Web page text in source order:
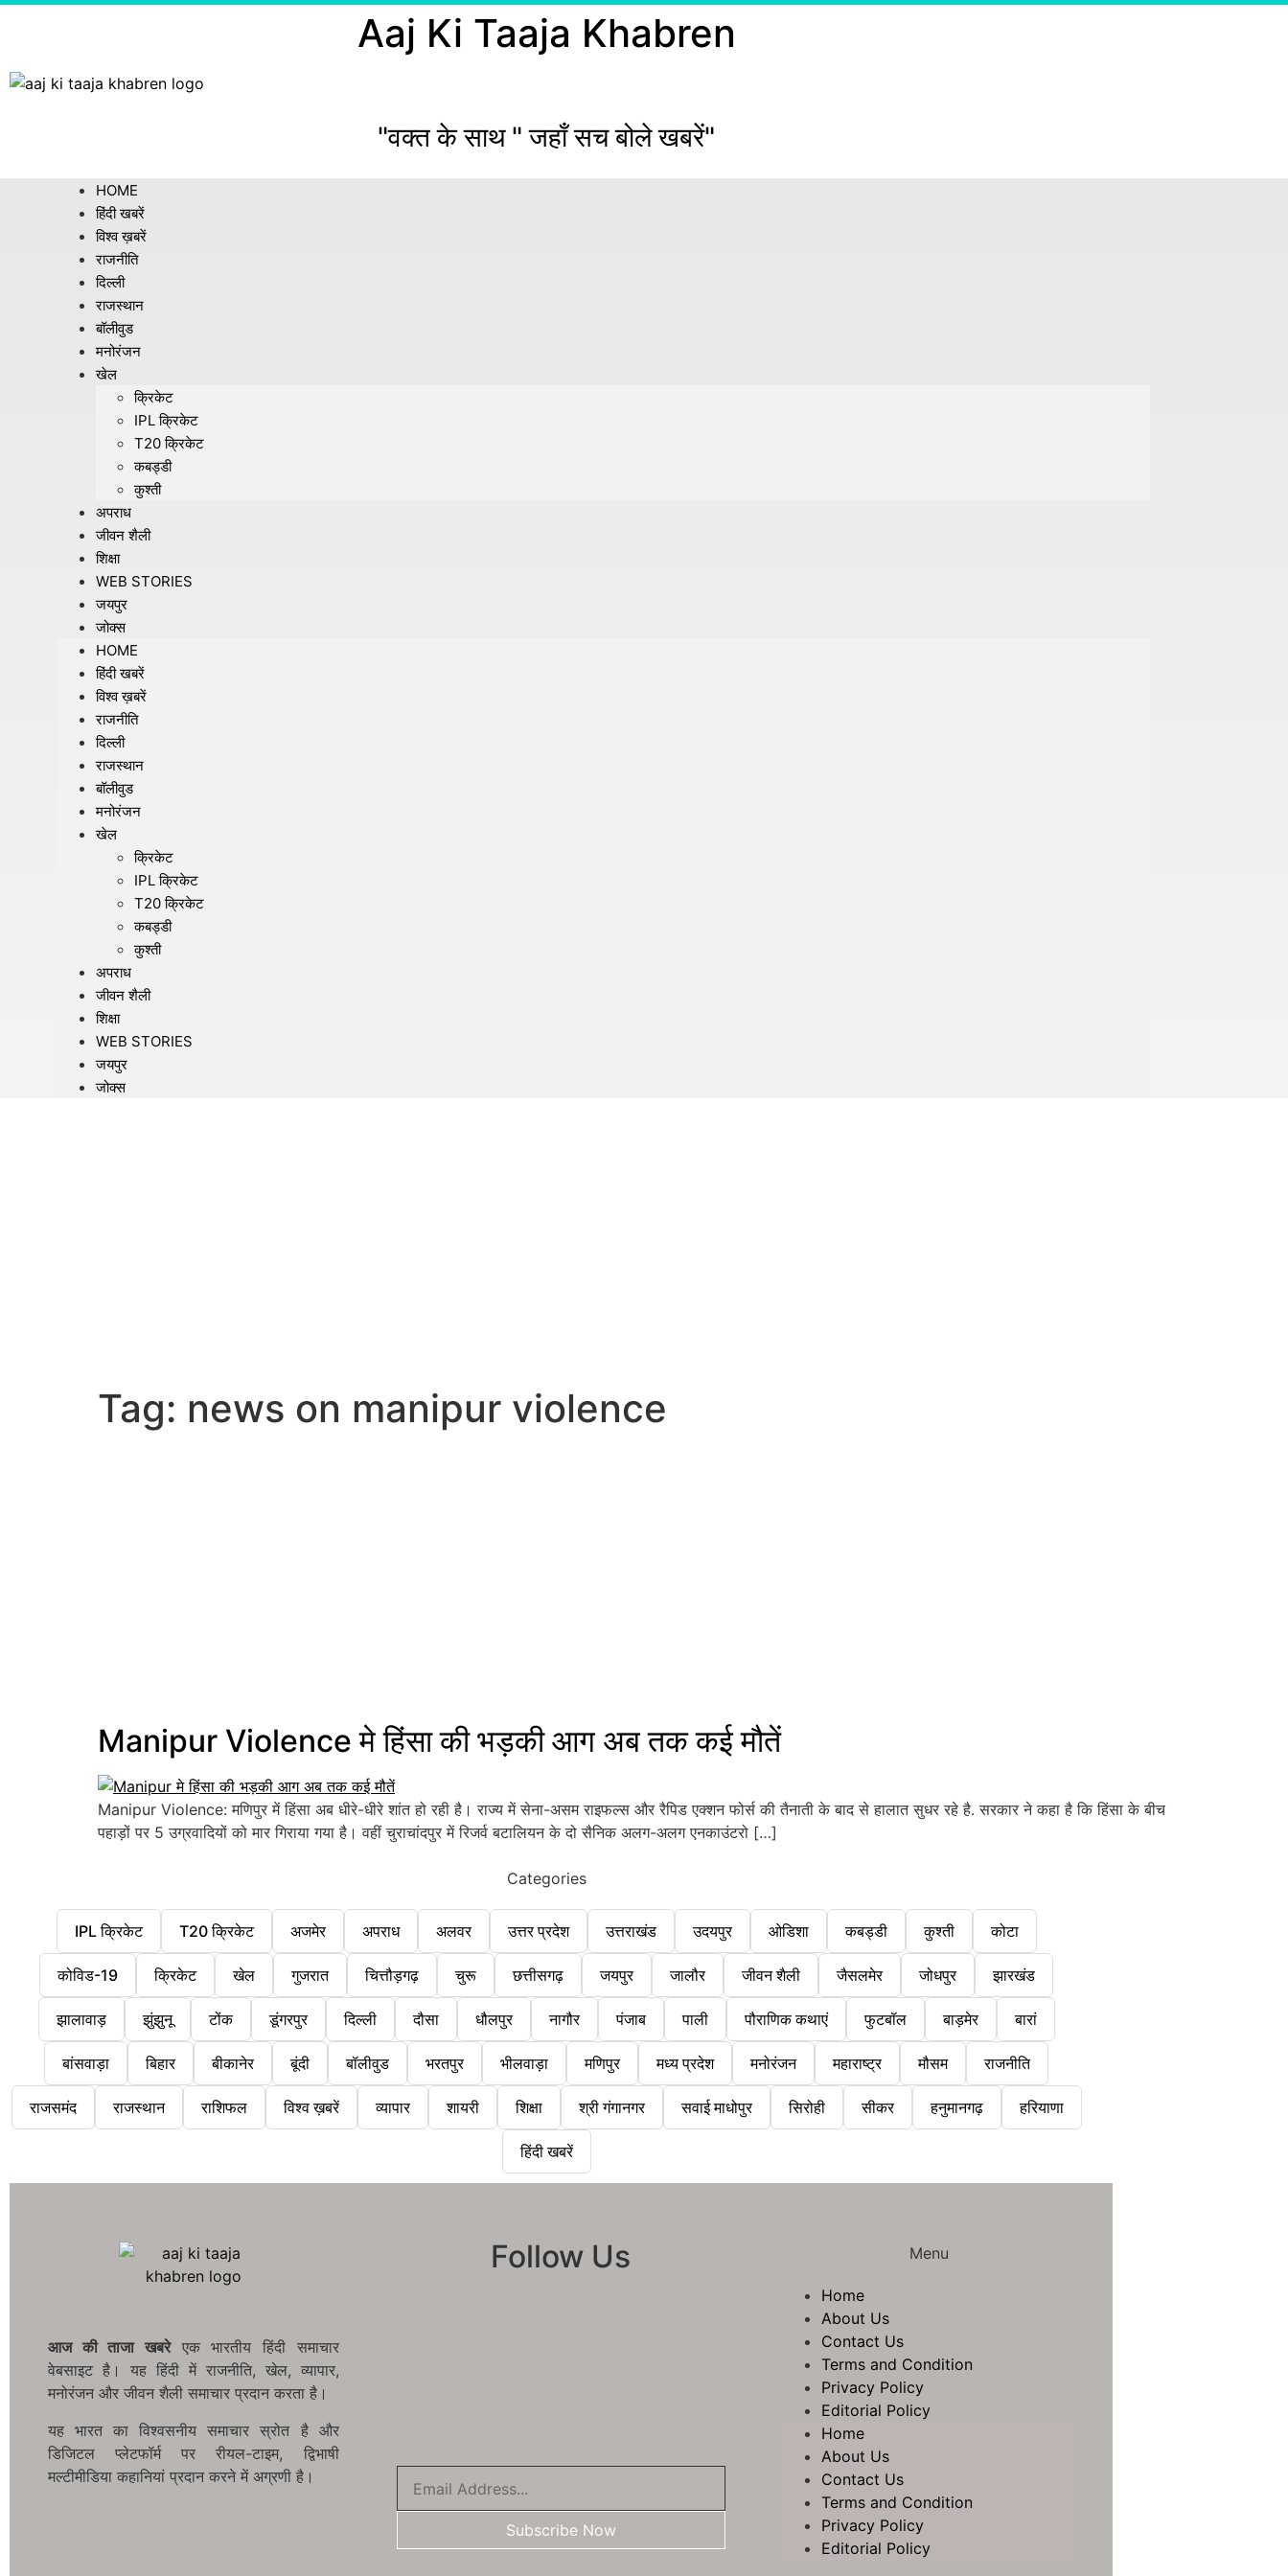
Aaj Ki Taaja Khabren
"वक्त के साथ " जहाँ सच बोले खबरें"
HOME
हिंदी खबरें
विश्व ख़बरें
राजनीति
दिल्ली
राजस्थान
बॉलीवुड
मनोरंजन
खेल
क्रिकेट
IPL क्रिकेट
T20 क्रिकेट
कबड्डी
कुश्ती
अपराध
जीवन शैली
शिक्षा
WEB STORIES
जयपुर
जोक्स
HOME
हिंदी खबरें
विश्व ख़बरें
राजनीति
दिल्ली
राजस्थान
बॉलीवुड
मनोरंजन
खेल
क्रिकेट
IPL क्रिकेट
T20 क्रिकेट
कबड्डी
कुश्ती
अपराध
जीवन शैली
शिक्षा
WEB STORIES
जयपुर
जोक्स
Tag: news on manipur violence
Manipur Violence मे हिंसा की भड़की आग अब तक कई मौतें
Manipur Violence: मणिपुर में हिंसा अब धीरे-धीरे शांत हो रही है। राज्य में सेना-असम राइफल्स और रैपिड एक्शन फोर्स की तैनाती के बाद से हालात सुधर रहे है. सरकार ने कहा है कि हिंसा के बीच
पहाड़ों पर 5 उग्रवादियों को मार गिराया गया है। वहीं चुराचांदपुर में रिजर्व बटालियन के दो सैनिक अलग-अलग एनकाउंटरो […]
Categories
IPL क्रिकेट T20 क्रिकेट अजमेर अपराध अलवर उत्तर प्रदेश उत्तराखंड उदयपुर ओडिशा कबड्डी कुश्ती कोटा
कोविड-19 क्रिकेट खेल गुजरात चित्तौड़गढ़ चुरू छत्तीसगढ़ जयपुर जालौर जीवन शैली जैसलमेर जोधपुर झारखंड
झालावाड़ झुंझुनू टोंक डूंगरपुर दिल्ली दौसा धौलपुर नागौर पंजाब पाली पौराणिक कथाएं फुटबॉल बाड़मेर बारां
बांसवाड़ा बिहार बीकानेर बूंदी बॉलीवुड भरतपुर भीलवाड़ा मणिपुर मध्य प्रदेश मनोरंजन महाराष्ट्र मौसम राजनीति
राजसमंद राजस्थान राशिफल विश्व ख़बरें व्यापार शायरी शिक्षा श्री गंगानगर सवाई माधोपुर सिरोही सीकर हनुमानगढ़ हरियाणा
हिंदी खबरें
आज की ताजा खबरेएक भारतीय हिंदी समाचार
वेबसाइट है। यह हिंदी में राजनीति, खेल, व्यापार,
मनोरंजन और जीवन शैली समाचार प्रदान करता है।
यह भारत का विश्वसनीय समाचार स्रोत है और
डिजिटल प्लेटफॉर्म पर रीयल-टाइम, द्विभाषी
मल्टीमीडिया कहानियां प्रदान करने में अग्रणी है।
Follow Us
Subscribe Now
Menu
Home
About Us
Contact Us
Terms and Condition
Privacy Policy
Editorial Policy
Home
About Us
Contact Us
Terms and Condition
Privacy Policy
Editorial Policy